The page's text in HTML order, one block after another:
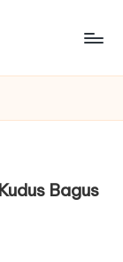
Bagus